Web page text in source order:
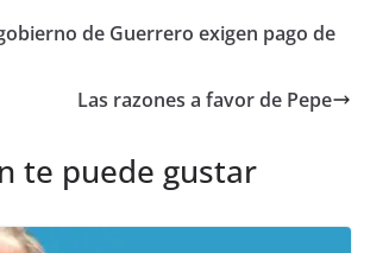
de Guerrero exigen pago de
Las razones a favor de Pepe
te puede gustar